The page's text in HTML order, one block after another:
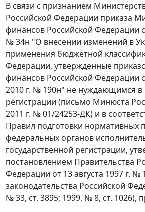
В связи с признанием
Российской Федерации приказа
финансов Российской Федерации
№ 34н "О внесении изменений в
применения бюджетной
Федерации, утвержденные
финансов Российской Федерации
2010 г. № 190н" не нуждающимся в
регистрации (письмо Минюста
2011 г. № 01/24253-ДК) и в
Правил подготовки нормативных
федеральных органов
государственной регистрации,
постановлением Правительства
Федерации от 13 августа 1997 г. №
законодательства Российской
№ 33, ст. 3895; 1999, № 8, ст. 1026),